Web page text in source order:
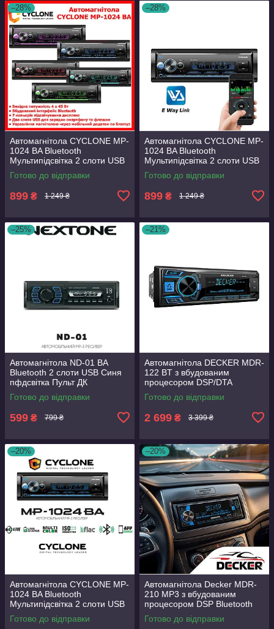
–28%
Автомагнітола CYCLONE MP-
1024 BA Bluetooth
Мультипідсвітка 2 слоти USB
Пульт ДК
Готово до відправки
899 ₴ 1 249 ₴
–28%
Автомагнітола CYCLONE MP-
1024 BA Bluetooth
Мультипідсвітка 2 слоти USB
Пульт ДК
Готово до відправки
899 ₴ 1 249 ₴
–25%
Автомагнітола ND-01 BA
Bluetooth 2 слоти USB Синя
пфдсвітка Пульт ДК
можливістю керуванням
через мобільний додаток
Готово до відправки
599 ₴ 799 ₴
–21%
Автомагнітола DECKER MDR-
122 BT з вбудованим
процесором DSP/DTA
Bluetooth Мультипідсвітка
2USB
Готово до відправки
2 699 ₴ 3 399 ₴
–20%
Автомагнітола CYCLONE MP-
1024 BA Bluetooth
Мультипідсвітка 2 слоти USB
Пульт ДК потужність 4х45 Вт
2 лінійні стереовиходи
Готово до відправки
–20%
Автомагнітола Decker MDR-
210 MP3 з вбудованим
процесором DSP Bluetooth
Мультипідсвітка USB
Потужність 4 х 95Вт
Готово до відправки